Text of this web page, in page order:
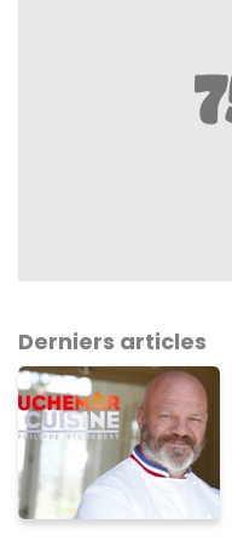
Derniers articles